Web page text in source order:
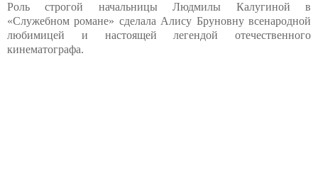
Роль строгой начальницы Людмилы Калугиной в
«Служебном романе» сделала Алису Бруновну всенародной
любимицей и настоящей легендой отечественного
кинематографа.